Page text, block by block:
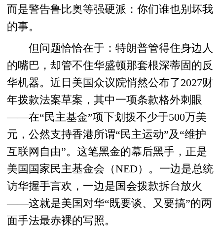
而是警告鲁比奥等强硬派：你们谁也别坏我
的事。
但问题恰恰在于：特朗普管得住身边人
的嘴巴，却管不住华盛顿那套根深蒂固的反
华机器。近日美国众议院悄然公布了2027财
年拨款法案草案，其中一项条款格外刺眼
——在“民主基金”项下划拨不少于500万美
元，公然支持香港所谓“民主运动”及“维护
互联网自由”。这笔黑金的幕后黑手，正是
美国国家民主基金会（NED）。一边是总统
访华握手言欢，一边是国会拨款拆台放火
——这就是美国对华“既要谈、又要搞”的两
面手法最赤裸的写照。